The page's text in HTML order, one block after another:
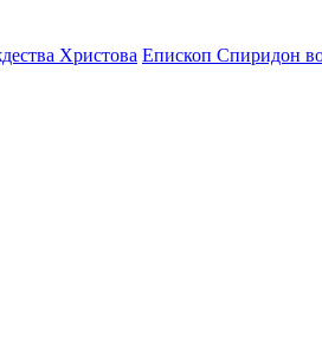
Христова Епископ Спиридон